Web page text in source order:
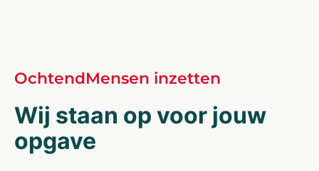
OchtendMensen inzetten
Wij staan op voor jouw
opgave